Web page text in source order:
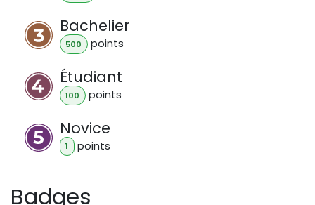
Bachelier
500 points
Étudiant
100 points
Novice
1 points
Badges